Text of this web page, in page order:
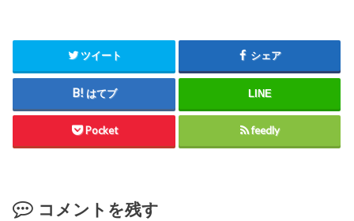
ツイート シェア
はてブ LINE
Pocket feedly
コメントを残す